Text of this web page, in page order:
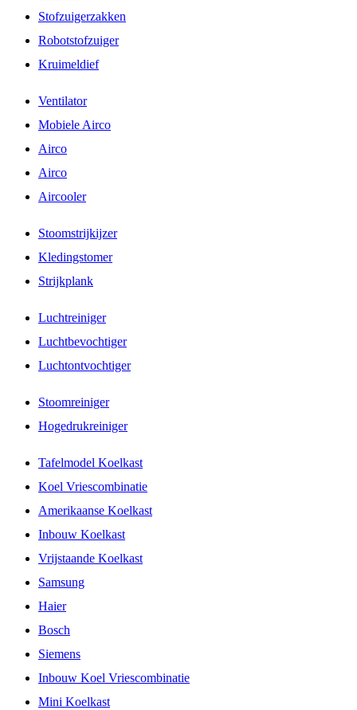
Stofzuigerzakken
Robotstofzuiger
Kruimeldief
Ventilator
Mobiele Airco
Airco
Airco
Aircooler
Stoomstrijkijzer
Kledingstomer
Strijkplank
Luchtreiniger
Luchtbevochtiger
Luchtontvochtiger
Stoomreiniger
Hogedrukreiniger
Tafelmodel Koelkast
Koel Vriescombinatie
Amerikaanse Koelkast
Inbouw Koelkast
Vrijstaande Koelkast
Samsung
Haier
Bosch
Siemens
Inbouw Koel Vriescombinatie
Mini Koelkast